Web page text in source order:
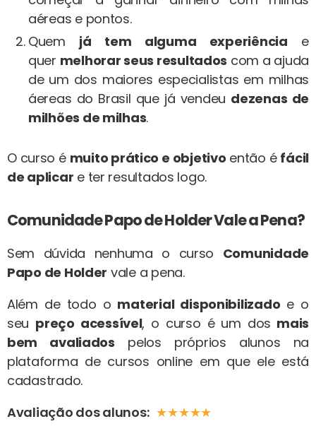
aéreas e pontos.
Quem já tem alguma experiência e
quer melhorar seus resultados com a ajuda
de um dos maiores especialistas em milhas
áereas do Brasil que já vendeu dezenas de
milhões de milhas.
O curso é muito prático e objetivo então é fácil
de aplicar e ter resultados logo.
Comunidade Papo de Holder Vale a Pena?
Sem dúvida nenhuma o curso Comunidade
Papo de Holder vale a pena.
Além de todo o material disponibilizado e o
seu preço acessível, o curso é um dos mais
bem avaliados pelos próprios alunos na
plataforma de cursos online em que ele está
cadastrado.
Avaliação dos alunos: ★★★★★